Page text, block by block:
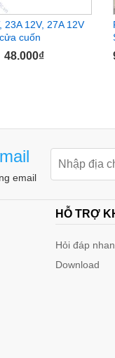
23A 12V, 27A 12V
cuốn
48.000₫
email
HỖ TRỢ
Hỏi đáp
Download